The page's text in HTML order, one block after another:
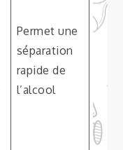
Permet une
séparation
rapide de
l’alcool